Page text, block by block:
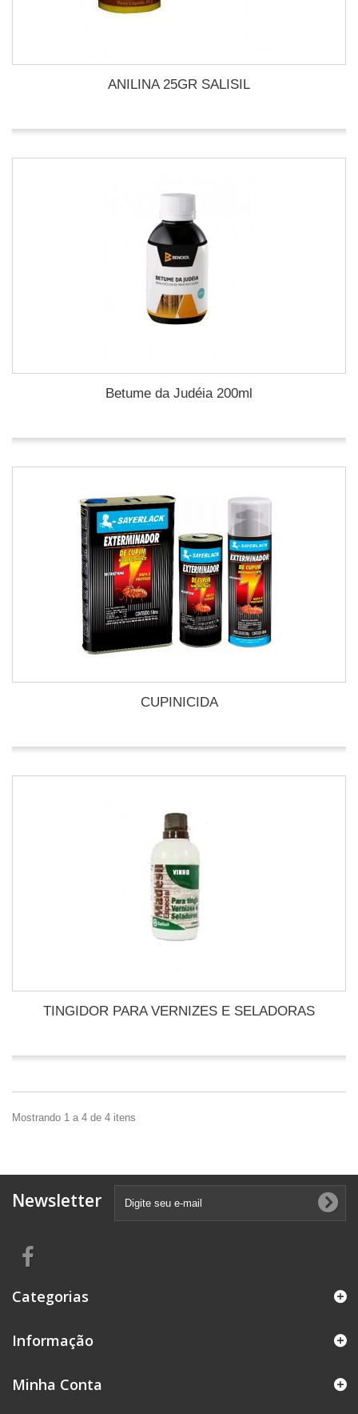
ANILINA 25GR SALISIL
Betume da Judéia 200ml
CUPINICIDA
TINGIDOR PARA VERNIZES E SELADORAS
Mostrando 1 a 4 de 4 itens
Newsletter
Categorias
Informação
Minha Conta